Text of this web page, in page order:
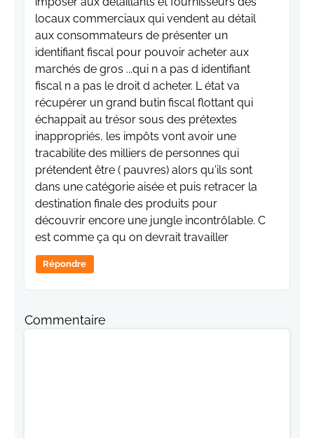
locaux commerciaux qui vendent au détail
aux consommateurs de présenter un
identifiant fiscal pour pouvoir acheter aux
marchés de gros ...qui n a pas d identifiant
fiscal n a pas le droit d acheter. L état va
récupérer un grand butin fiscal flottant qui
échappait au trésor sous des prétextes
inappropriés, les impôts vont avoir une
tracabilite des milliers de personnes qui
prétendent être ( pauvres) alors qu'ils sont
dans une catégorie aisée et puis retracer la
destination finale des produits pour
découvrir encore une jungle incontrôlable. C
est comme ça qu on devrait travailler
Répondre
Commentaire